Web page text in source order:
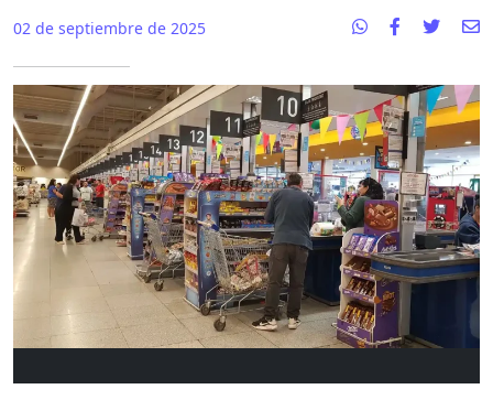
02 de septiembre de 2025